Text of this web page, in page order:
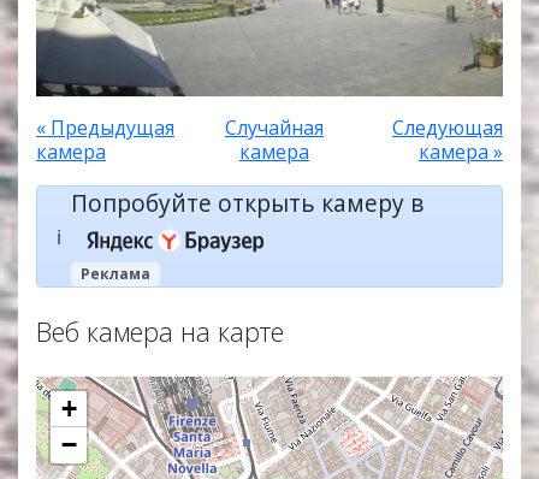
« Предыдущая
камера
Случайная
камера
Следующая
камера »
ℹ️
Попробуйте открыть камеру в
Реклама
Веб камера на карте
+
−